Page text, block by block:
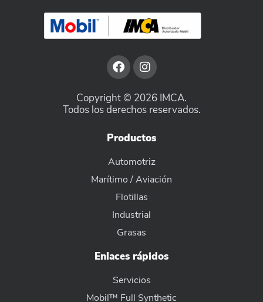
Copyright © 2026 IMCA.
Todos los derechos reservados.
Productos
Automotriz
Marítimo / Aviación
Flotillas
Industrial
Grasas
Enlaces rápidos
Servicios
Mobil™ Full Synthetic